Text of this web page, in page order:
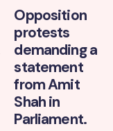
Opposition
protests
demanding a
statement
from Amit
Shah in
Parliament.